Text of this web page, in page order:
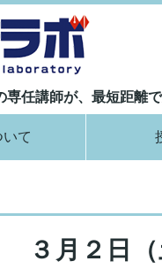
大
任講師が、最短距離
て
３月２日